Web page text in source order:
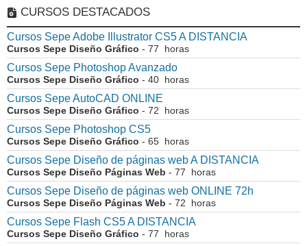
CURSOS DESTACADOS
Cursos Sepe Adobe Illustrator CS5 A DISTANCIA
Cursos Sepe Diseño Gráfico - 77 horas
Cursos Sepe Photoshop Avanzado
Cursos Sepe Diseño Gráfico - 40 horas
Cursos Sepe AutoCAD ONLINE
Cursos Sepe Diseño Gráfico - 72 horas
Cursos Sepe Photoshop CS5
Cursos Sepe Diseño Gráfico - 65 horas
Cursos Sepe Diseño de páginas web A DISTANCIA
Cursos Sepe Diseño Páginas Web - 77 horas
Cursos Sepe Diseño de páginas web ONLINE 72h
Cursos Sepe Diseño Páginas Web - 72 horas
Cursos Sepe Flash CS5 A DISTANCIA
Cursos Sepe Diseño Gráfico - 77 horas